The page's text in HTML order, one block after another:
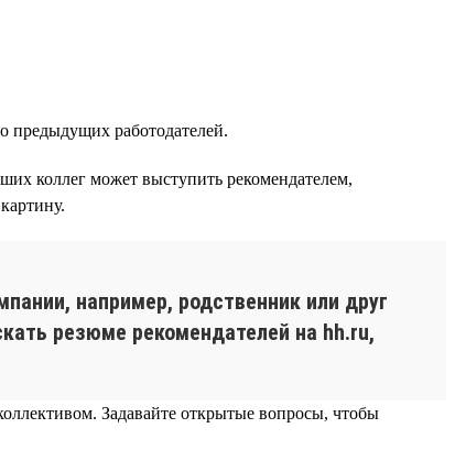
предыдущих работодателей.
коллег может выступить рекомендателем,
например, родственник или друг
резюме рекомендателей на hh.ru,
Задавайте открытые вопросы, чтобы